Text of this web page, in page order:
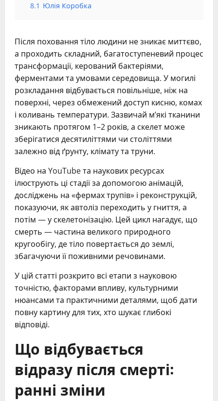
8.1 Юлія Коробка
Після поховання тіло людини не зникає миттєво,
а проходить складний, багатоступеневий процес
трансформації, керований бактеріями,
ферментами та умовами середовища. У могилі
розкладання відбувається повільніше, ніж на
поверхні, через обмежений доступ кисню, комах
і коливань температури. Зазвичай м’які тканини
зникають протягом 1–2 років, а скелет може
зберігатися десятиліттями чи століттями
залежно від ґрунту, клімату та труни.
Відео на YouTube та наукових ресурсах
ілюструють ці стадії за допомогою анімацій,
досліджень на «фермах трупів» і реконструкцій,
показуючи, як автоліз переходить у гниття, а
потім — у скелетонізацію. Цей цикл нагадує, що
смерть — частина великого природного
кругообігу, де тіло повертається до землі,
збагачуючи її поживними речовинами.
У цій статті розкрито всі етапи з науковою
точністю, факторами впливу, культурними
нюансами та практичними деталями, щоб дати
повну картину для тих, хто шукає глибокі
відповіді.
Що відбувається
відразу після смерті:
ранні зміни